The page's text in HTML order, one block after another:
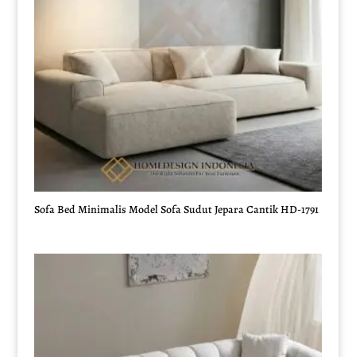
Sofa Bed Minimalis Model Sofa Sudut Jepara Cantik HD-1791